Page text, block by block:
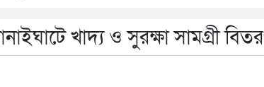
খাদ্য ও সুরক্ষা সামগ্রী